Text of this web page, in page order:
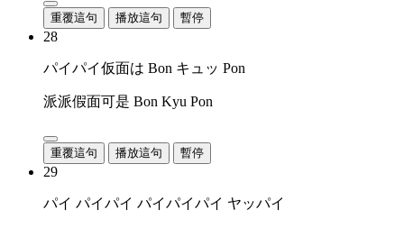
重覆這句 播放這句 暫停
28
パイパイ仮面は Bon キュッ Pon
派派假面可是 Bon Kyu Pon
重覆這句 播放這句 暫停
29
パイ パイパイ パイパイパイ ヤッパイ